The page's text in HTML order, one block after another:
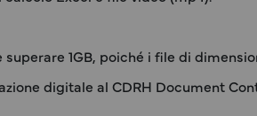
1GB, poiché i file di
digitale al CDRH Document